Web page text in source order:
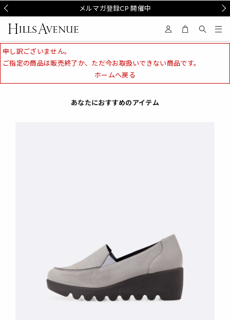
メルマガ登録CP 開催中
申し訳ございません。
ご指定の商品は販売終了か、ただ今お取扱いできない商品です。
ホームへ戻る
あなたにおすすめのアイテム